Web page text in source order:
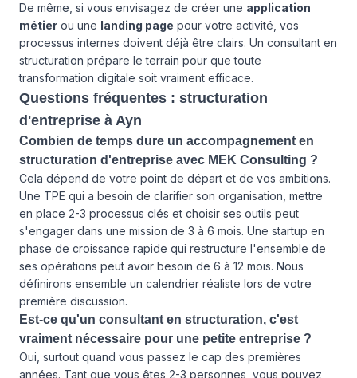
De même, si vous envisagez de créer une application
métier ou une landing page pour votre activité, vos
processus internes doivent déjà être clairs. Un consultant en
structuration prépare le terrain pour que toute
transformation digitale soit vraiment efficace.
Questions fréquentes : structuration
d'entreprise à Ayn
Combien de temps dure un accompagnement en
structuration d'entreprise avec MEK Consulting ?
Cela dépend de votre point de départ et de vos ambitions.
Une TPE qui a besoin de clarifier son organisation, mettre
en place 2-3 processus clés et choisir ses outils peut
s'engager dans une mission de 3 à 6 mois. Une startup en
phase de croissance rapide qui restructure l'ensemble de
ses opérations peut avoir besoin de 6 à 12 mois. Nous
définirons ensemble un calendrier réaliste lors de votre
première discussion.
Est-ce qu'un consultant en structuration, c'est
vraiment nécessaire pour une petite entreprise ?
Oui, surtout quand vous passez le cap des premières
années. Tant que vous êtes 2-3 personnes, vous pouvez